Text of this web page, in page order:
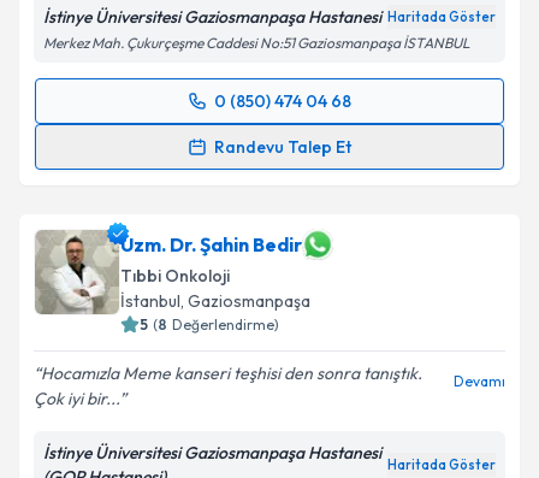
İstinye Üniversitesi Gaziosmanpaşa Hastanesi Haritada Göster
Merkez Mah. Çukurçeşme Caddesi No:51 Gaziosmanpaşa İSTANBUL
0 (850) 474 04 68
Randevu Talep Et
Randevu Takvimi Talebi
takvim hazırlandığında e-posta ile bilgilendireceğiz.
E-posta Adresiniz
Kişisel verilerimin işlenmesine ilişkin
kapsamda işlenmesini kabul ediyorum.
Uzm. Dr. Şahin Bedir
Tıbbi Onkoloji
İstanbul, Gaziosmanpaşa
5 (8 Değerlendirme)
Hocamızla Meme kanseri teşhisi den sonra tanıştık.
Çok iyi bir...
Devamı
İstinye Üniversitesi Gaziosmanpaşa Hastanesi
Haritada Göster